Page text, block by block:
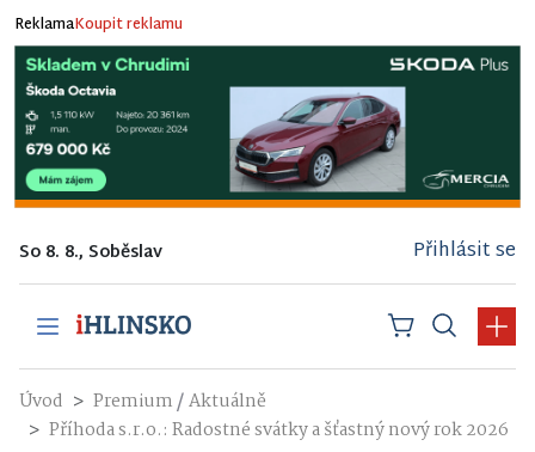
ReklamaKoupit reklamu
So 8. 8., Soběslav Přihlásit se
Úvod Premium/Aktuálně
Příhoda s.r.o.: Radostné svátky a šťastný nový rok 2026